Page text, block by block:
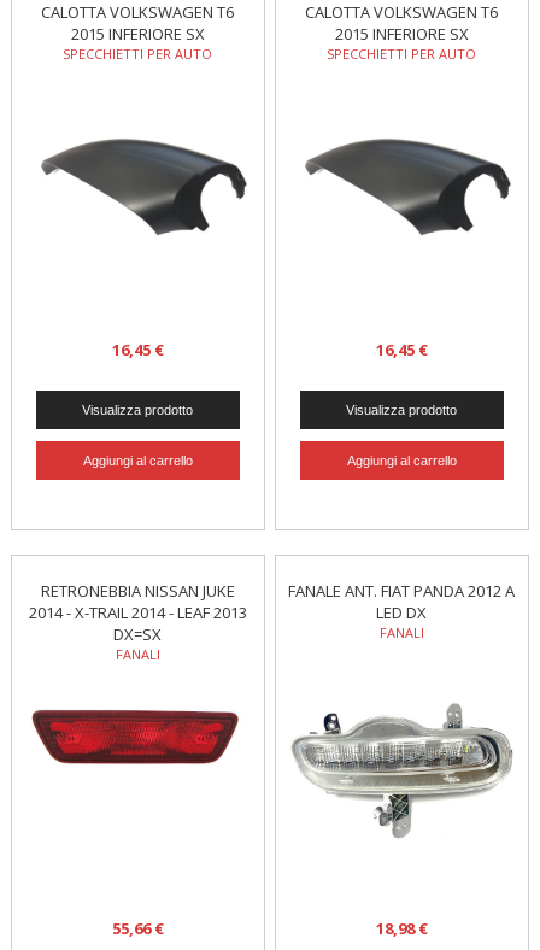
CALOTTA VOLKSWAGEN T6
2015 INFERIORE SX
SPECCHIETTI PER AUTO
16,45 €
CALOTTA VOLKSWAGEN T6
2015 INFERIORE SX
SPECCHIETTI PER AUTO
16,45 €
RETRONEBBIA NISSAN JUKE
2014 - X-TRAIL 2014 - LEAF 2013
DX=SX
FANALI
55,66 €
FANALE ANT. FIAT PANDA 2012 A
LED DX
FANALI
18,98 €